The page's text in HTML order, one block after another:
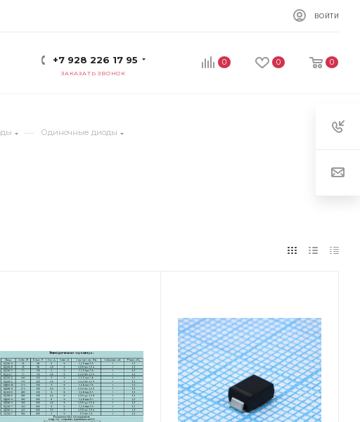
ВОЙТИ
0 0 0
+7 928 226 17 95
ЗАКАЗАТЬ ЗВОНОК
— Одиночные диоды